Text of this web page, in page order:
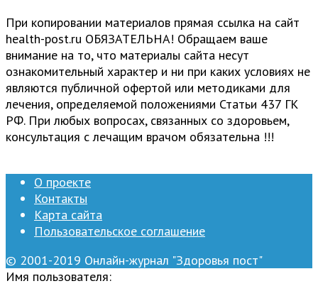
При копировании материалов прямая ссылка на сайт
health-post.ru ОБЯЗАТЕЛЬНА! Обращаем ваше
внимание на то, что материалы сайта несут
ознакомительный характер и ни при каких условиях не
являются публичной офертой или методиками для
лечения, определяемой положениями Статьи 437 ГК
РФ. При любых вопросах, связанных со здоровьем,
консультация с лечащим врачом обязательна !!!
О проекте
Контакты
Карта сайта
Пользовательское соглашение
© 2001-2019 Онлайн-журнал "Здоровья пост"
Имя пользователя: